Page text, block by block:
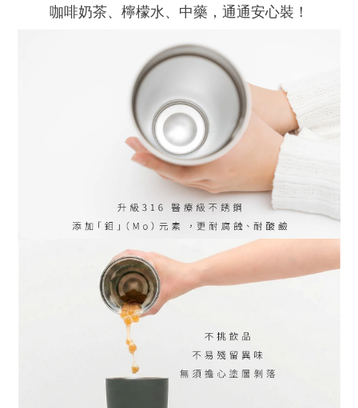
咖啡奶茶、檸檬水、中藥，通通安心裝！